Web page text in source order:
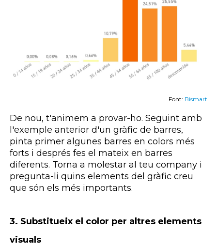
Font: Bismart
De nou, t'animem a provar-ho. Seguint amb
l'exemple anterior d'un gràfic de barres,
pinta primer algunes barres en colors més
forts i després fes el mateix en barres
diferents. Torna a molestar al teu company i
pregunta-li quins elements del gràfic creu
que són els més importants.
3. Substitueix el color per altres elements
visuals